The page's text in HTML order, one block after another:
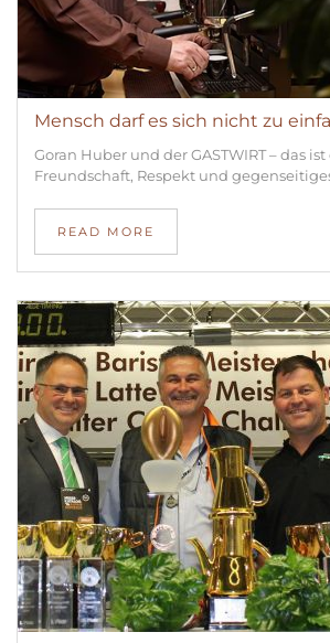
Mensch darf es sich nicht zu
Goran Huber und der GASTWIRT – das
Freundschaft, Respekt und
READ MORE